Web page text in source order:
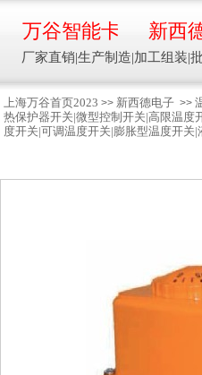
上海万谷首页2023 >> 新西德电子 >>
热保护器开关|微型控制开关|高限温度
度开关|可调温度开关|膨胀型温度开关
新西
厂家直销|生产制造|加工组装|
智能卡流量压力温度液位
生产制造加工组装智能卡流量压
位设备
13918608088/
万谷智能卡